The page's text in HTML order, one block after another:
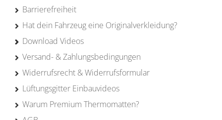
Barrierefreiheit
Hat dein Fahrzeug eine Originalverkleidung?
Download Videos
Versand- & Zahlungsbedingungen
Widerrufsrecht & Widerrufsformular
Lüftungsgitter Einbauvideos
Warum Premium Thermomatten?